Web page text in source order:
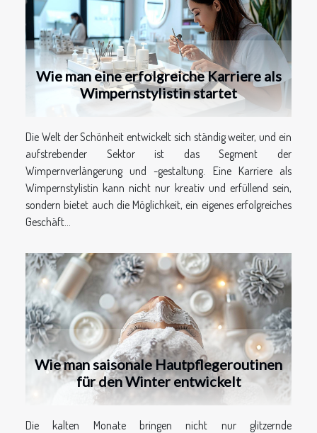
Wie man eine erfolgreiche Karriere als
Wimpernstylistin startet
Die Welt der Schönheit entwickelt sich ständig weiter, und ein
aufstrebender Sektor ist das Segment der
Wimpernverlängerung und -gestaltung. Eine Karriere als
Wimpernstylistin kann nicht nur kreativ und erfüllend sein,
sondern bietet auch die Möglichkeit, ein eigenes erfolgreiches
Geschäft...
Wie man saisonale Hautpflegeroutinen
für den Winter entwickelt
Die kalten Monate bringen nicht nur glitzernde